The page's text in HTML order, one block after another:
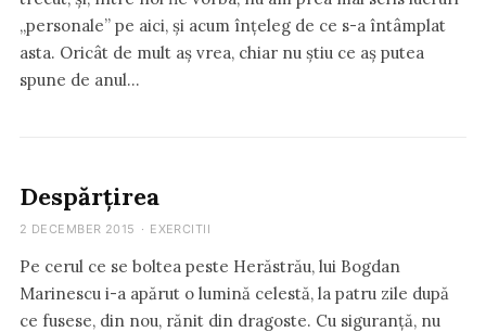
„personale” pe aici, și acum înțeleg de ce s-a întâmplat
asta. Oricât de mult aș vrea, chiar nu știu ce aș putea
spune de anul…
Despărțirea
2 DECEMBER 2015 · EXERCITII
Pe cerul ce se boltea peste Herăstrău, lui Bogdan
Marinescu i-a apărut o lumină celestă, la patru zile după
ce fusese, din nou, rănit din dragoste. Cu siguranță, nu